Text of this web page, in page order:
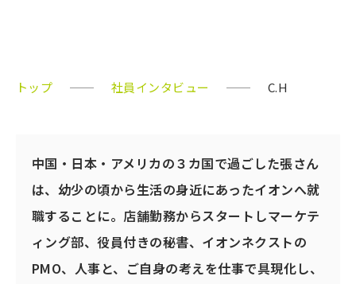
トップ 社員インタビュー C.H
中国・日本・アメリカの３カ国で過ごした張さん
は、幼少の頃から生活の身近にあったイオンへ就
職することに。店舗勤務からスタートしマーケテ
ィング部、役員付きの秘書、イオンネクストの
PMO、人事と、ご自身の考えを仕事で具現化し、